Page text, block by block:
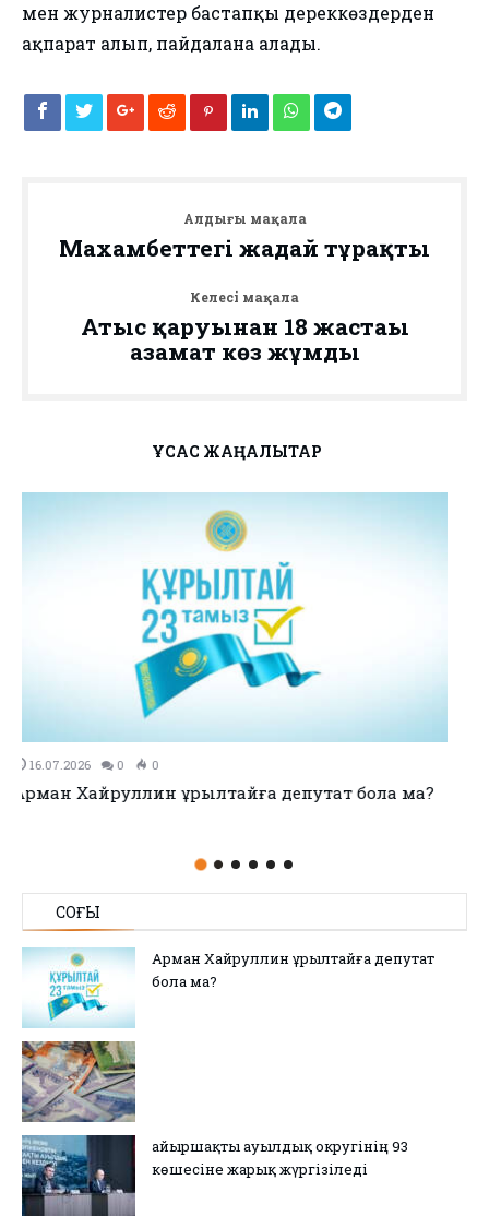
мен журналистер бастапқы дереккөздерден
ақпарат алып, пайдалана алады.
Алдыңғы мақала
Махамбеттегі жағдай тұрақты
Келесі мақала
Атыс қаруынан 18 жастағы
азамат көз жұмды
ҰҚСАС ЖАҢАЛЫҚТАР
11.07.2026 0
no title
СОҢҒЫ
Арман Хайруллин Құрылтайға депутат
бола ма?
Қайыршақты ауылдық округінің 93
көшесіне жарық жүргізіледі